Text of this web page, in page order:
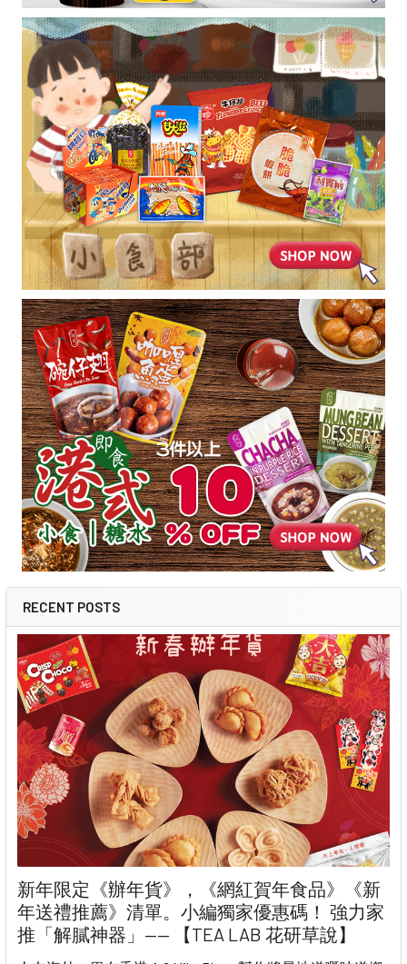
RECENT POSTS
新年限定《辦年貨》，《網紅賀年食品》《新
年送禮推薦》清單。小編獨家優惠碼！ 強力家
推「解膩神器」—— 【TEA LAB 花研草說】